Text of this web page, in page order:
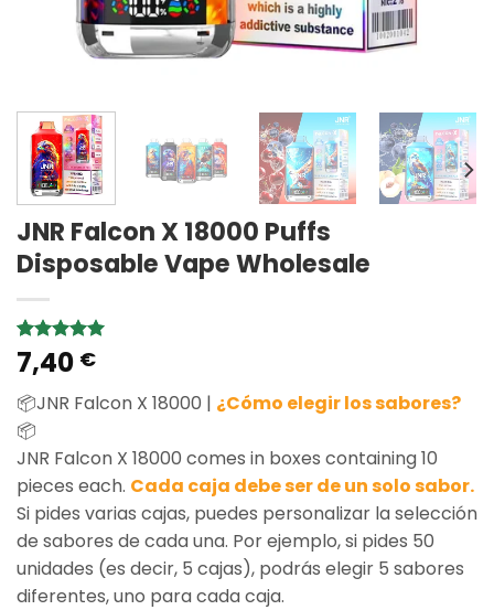
JNR Falcon X 18000 Puffs
Disposable Vape Wholesale
Rated5.00
out of 5
1
customer
rating
7,40 €
📦JNR Falcon X 18000 | ¿Cómo elegir los sabores?
📦
JNR Falcon X 18000 comes in boxes containing 10
pieces each. Cada caja debe ser de un solo sabor.
Si pides varias cajas, puedes personalizar la selección
de sabores de cada una. Por ejemplo, si pides 50
unidades (es decir, 5 cajas), podrás elegir 5 sabores
diferentes, uno para cada caja.